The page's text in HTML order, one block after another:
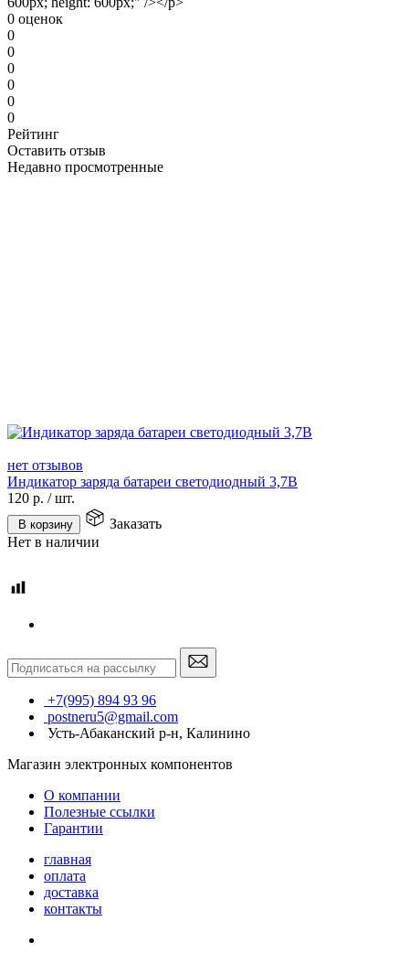
0 оценок
0
0
0
0
0
0
Рейтинг
Оставить отзыв
Недавно просмотренные
нет отзывов
Индикатор заряда батареи светодиодный 3,7В
120 р. /шт.
В корзину
Заказать
Нет в наличии
+7(995) 894 93 96
postneru5@gmail.com
Усть-Абаканский р-н, Калинино
Магазин электронных компонентов
О компании
Полезные ссылки
Гарантии
главная
оплата
доставка
контакты